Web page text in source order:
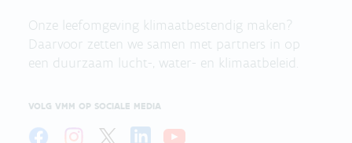
Onze leefomgeving klimaatbestendig maken?
Daarvoor zetten we samen met partners in op
een duurzaam lucht-, water- en klimaatbeleid.
VOLG VMM OP SOCIALE MEDIA